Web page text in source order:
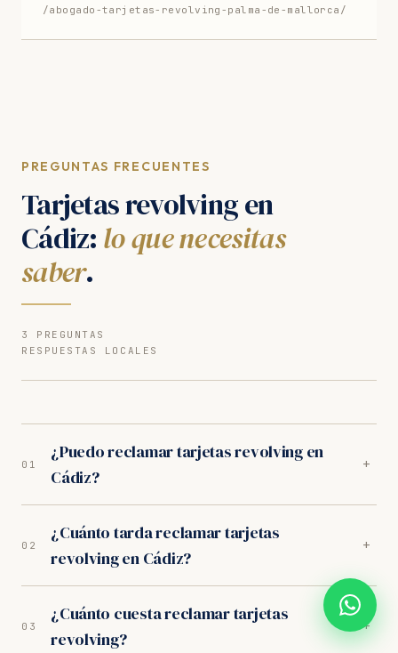
/abogado-tarjetas-revolving-palma-de-mallorca/
PREGUNTAS FRECUENTES
Tarjetas revolving en
Cádiz: lo que necesitas
saber.
3 PREGUNTAS
RESPUESTAS LOCALES
01
¿Puedo reclamar tarjetas revolving en
Cádiz?
+
tarjetas revolving. Analizamos tu caso gratuitamente
y trabajamos orientados a resultados. Los juzgados
de Cádiz tienen criterio favorable al consumidor.
02
¿Cuánto tarda reclamar tarjetas
revolving en Cádiz?
+
En los juzgados de Cádiz, el proceso completo dura
entre 10-14 meses. Incluye la fase extrajudicial (1
mes) y, si es necesario, la judicial ante el Juzgado de
03
¿Cuánto cuesta reclamar tarjetas
revolving?
+